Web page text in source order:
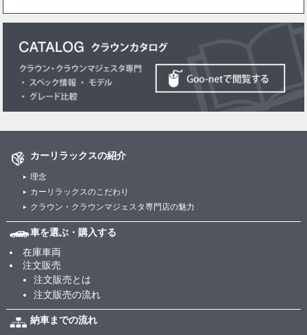
カーリラックスの紹介
理念
カーリラックスのこだわり
クラウン・クラウンマジェスタ専門店の魅力
車を選ぶ・購入する
在庫車両
注文販売
注文販売とは
注文販売の流れ
納車までの流れ